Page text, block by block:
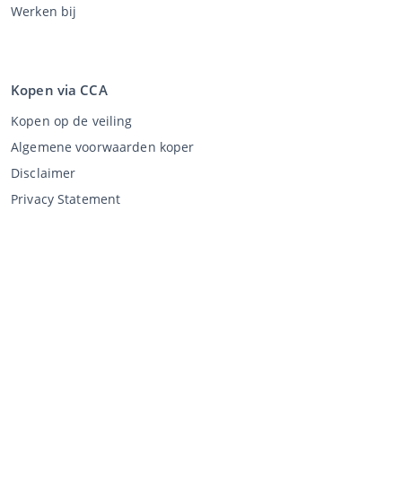
Werken bij
Kopen via CCA
Kopen op de veiling
Algemene voorwaarden koper
Disclaimer
Privacy Statement